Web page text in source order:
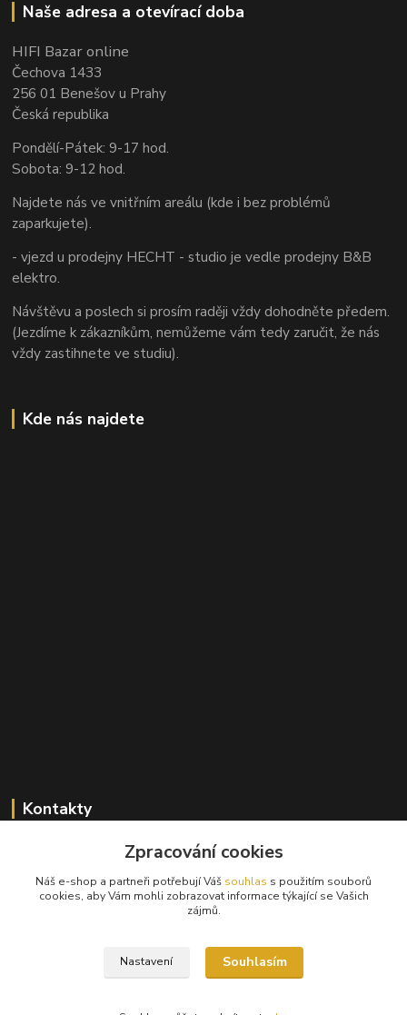
Naše adresa a otevírací doba
HIFI Bazar online
Čechova 1433
256 01 Benešov u Prahy
Česká republika
Pondělí-Pátek: 9-17 hod.
Sobota: 9-12 hod.
Najdete nás ve vnitřním areálu (kde i bez problémů
zaparkujete).
- vjezd u prodejny HECHT - studio je vedle prodejny B&B
elektro.
Návštěvu a poslech si prosím raději vždy dohodněte předem.
(Jezdíme k zákazníkům, nemůžeme vám tedy zaručit, že nás
vždy zastihnete ve studiu).
Kde nás najdete
Kontakty
+420 603 824 940
info@hifibazar.online
Zpracování cookies
Náš e-shop a partneři potřebují Váš souhlas s použitím souborů
cookies, aby Vám mohli zobrazovat informace týkající se Vašich
zájmů.
Nastavení Souhlasím